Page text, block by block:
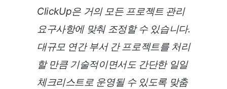
ClickUp은 거의 모든 프로젝트 관리
요구사항에 맞춰 조정할 수 있습니다.
대규모 연간 부서 간 프로젝트를 처리
할 만큼 기술적이면서도 간단한 일일
체크리스트로 운영될 수 있도록 맞춤